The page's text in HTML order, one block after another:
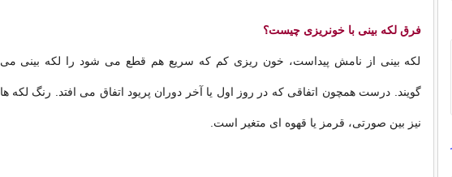
فرق لکه بینی با خونریزی چیست؟
لکه بینی از نامش پیداست، خون ریزی کم که سریع هم قطع می شود را لکه بینی می
گویند. درست همچون اتفاقی که در روز اول یا آخر دوران پریود اتفاق می افتد. رنگ لکه ها
نیز بین صورتی، قرمز یا قهوه ای متغیر است.